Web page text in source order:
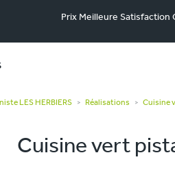
Prix Meilleure Satisfaction
LES HERBIERS > Réalisations > Cuisine
Cuisine vert